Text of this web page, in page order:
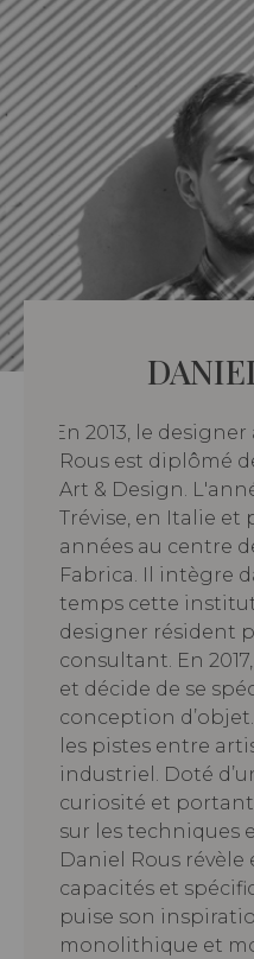
· En 2013, le
Rous est diplômé
Art & Design.
Trévise, en Italie et
années au centre
Fabrica. Il intègre
temps cette
designer résident
consultant. En
et décide de se
conception
les pistes entre
industriel. Doté
curiosité et
sur les techniques
Daniel Rous
capacités et
puise son
monolithique et